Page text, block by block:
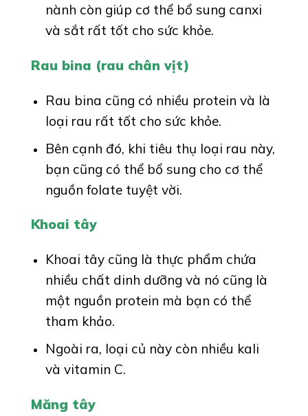
nành còn giúp cơ thể bổ sung canxi
và sắt rất tốt cho sức khỏe.
Rau bina (rau chân vịt)
Rau bina cũng có nhiều protein và là
loại rau rất tốt cho sức khỏe.
Bên cạnh đó, khi tiêu thụ loại rau này,
bạn cũng có thể bổ sung cho cơ thể
nguồn folate tuyệt vời.
Khoai tây
Khoai tây cũng là thực phẩm chứa
nhiều chất dinh dưỡng và nó cũng là
một nguồn protein mà bạn có thể
tham khảo.
Ngoài ra, loại củ này còn nhiều kali
và vitamin C.
Măng tây